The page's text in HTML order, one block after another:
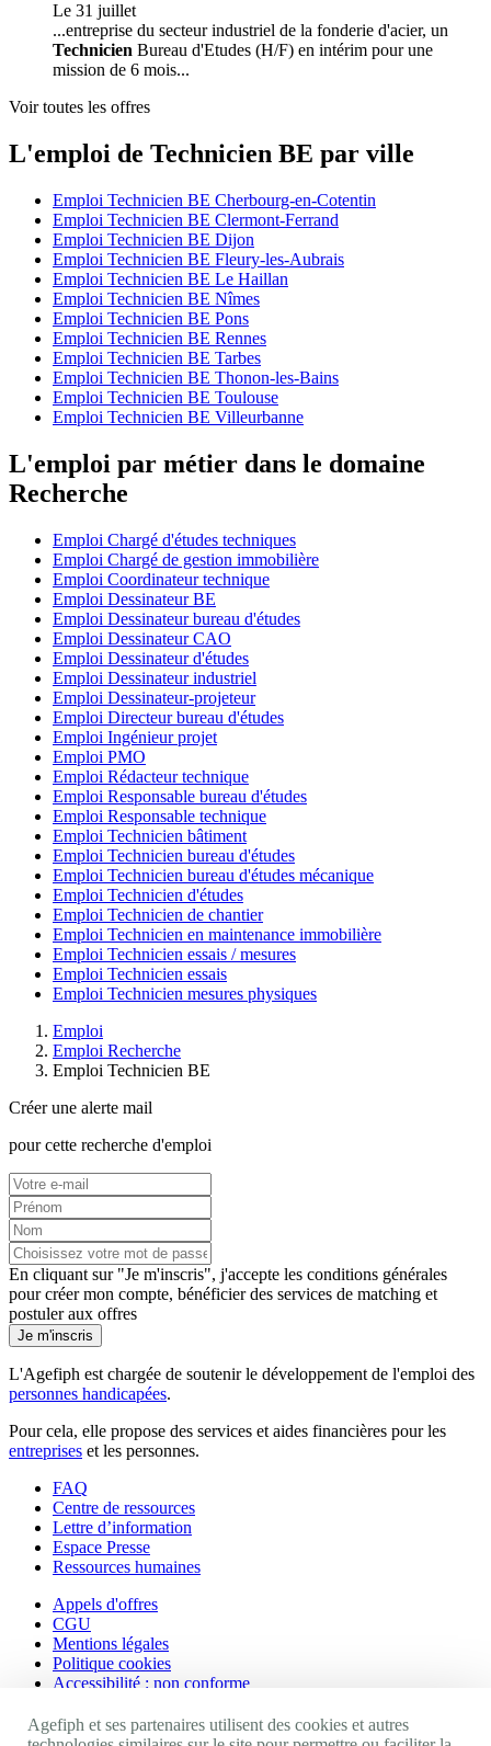
Le 31 juillet
...entreprise du secteur industriel de la fonderie d'acier, un
Technicien Bureau d'Etudes (H/F) en intérim pour une
mission de 6 mois...
Voir toutes les offres
L'emploi de Technicien BE par ville
Emploi Technicien BE Cherbourg-en-Cotentin
Emploi Technicien BE Clermont-Ferrand
Emploi Technicien BE Dijon
Emploi Technicien BE Fleury-les-Aubrais
Emploi Technicien BE Le Haillan
Emploi Technicien BE Nîmes
Emploi Technicien BE Pons
Emploi Technicien BE Rennes
Emploi Technicien BE Tarbes
Emploi Technicien BE Thonon-les-Bains
Emploi Technicien BE Toulouse
Emploi Technicien BE Villeurbanne
L'emploi par métier dans le domaine
Recherche
Emploi Chargé d'études techniques
Emploi Chargé de gestion immobilière
Emploi Coordinateur technique
Emploi Dessinateur BE
Emploi Dessinateur bureau d'études
Emploi Dessinateur CAO
Emploi Dessinateur d'études
Emploi Dessinateur industriel
Emploi Dessinateur-projeteur
Emploi Directeur bureau d'études
Emploi Ingénieur projet
Emploi PMO
Emploi Rédacteur technique
Emploi Responsable bureau d'études
Emploi Responsable technique
Emploi Technicien bâtiment
Emploi Technicien bureau d'études
Emploi Technicien bureau d'études mécanique
Emploi Technicien d'études
Emploi Technicien de chantier
Emploi Technicien en maintenance immobilière
Emploi Technicien essais / mesures
Emploi Technicien essais
Emploi Technicien mesures physiques
Emploi
Emploi Recherche
Emploi Technicien BE
Créer une alerte mail
pour cette recherche d'emploi
En cliquant sur "Je m'inscris", j'accepte les conditions générales
pour créer mon compte, bénéficier des services de matching et
postuler aux offres
Je m'inscris
L'Agefiph est chargée de soutenir le développement de l'emploi des
personnes handicapées.
Pour cela, elle propose des services et aides financières pour les
entreprises et les personnes.
FAQ
Centre de ressources
Lettre d’information
Espace Presse
Ressources humaines
Appels d'offres
CGU
Mentions légales
Politique cookies
Accessibilité : non conforme
Nos autres sites
Agefiph et ses partenaires utilisent des cookies et autres